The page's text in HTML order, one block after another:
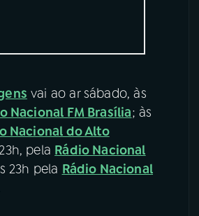
vai ao ar sábado, às
Nacional FM Brasília; às
Nacional do Alto
pela Rádio Nacional
23h pela Rádio Nacional